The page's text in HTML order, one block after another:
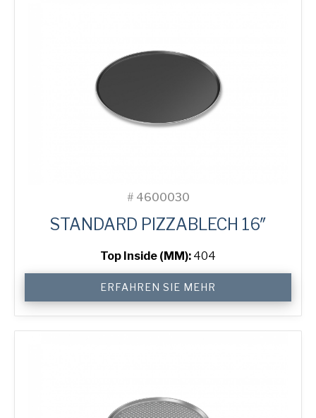
# 4600030
STANDARD PIZZABLECH 16″
Top Inside (MM): 404
Pizza
Tray
Menge
ERFAHREN SIE MEHR